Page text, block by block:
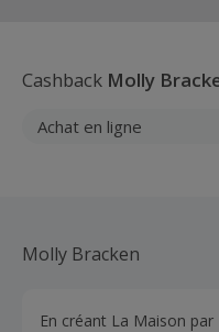
Cashback Molly
Achat en ligne
Molly Bracken
En créant La Maison